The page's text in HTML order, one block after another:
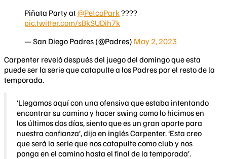
Piñata Party at@PetcoPark????
pic.twitter.com/sBkSUDih7k
— San Diego Padres (@Padres) May 2, 2023
Carpenter reveló después del juego del domingo que esta
puede ser la serie que catapulte a los Padres por el resto de la
temporada.
‘Llegamos aquí con una ofensiva que estaba intentando
encontrar su camino y hacer swing como lo hicimos en
los últimos dos días, siento que es un gran aporte para
nuestra confianza’, dijo en inglés Carpenter. ‘Esta creo
que será la serie que nos catapulte como club y nos
ponga en el camino hasta el final de la temporada’.